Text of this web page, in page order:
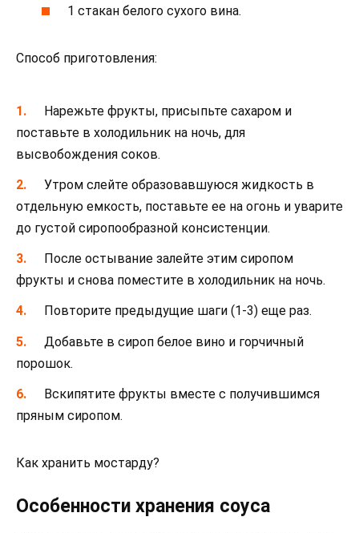
1 стакан белого сухого вина.
Способ приготовления:
Нарежьте фрукты, присыпьте сахаром и
поставьте в холодильник на ночь, для
высвобождения соков.
Утром слейте образовавшуюся жидкость в
отдельную емкость, поставьте ее на огонь и уварите
до густой сиропообразной консистенции.
После остывание залейте этим сиропом
фрукты и снова поместите в холодильник на ночь.
Повторите предыдущие шаги (1-3) еще раз.
Добавьте в сироп белое вино и горчичный
порошок.
Вскипятите фрукты вместе с получившимся
пряным сиропом.
Как хранить мостарду?
Особенности хранения соуса